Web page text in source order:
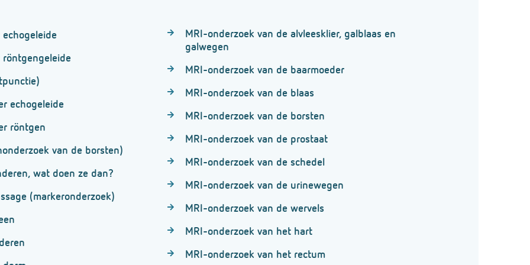
röntgengeleide
echogeleide
röntgen
van de borsten)
wat doen ze dan?
(markeronderzoek)
MRI-onderzoek van de alvleesklier, galblaas en
galwegen
MRI-onderzoek van de baarmoeder
MRI-onderzoek van de blaas
MRI-onderzoek van de borsten
MRI-onderzoek van de prostaat
MRI-onderzoek van de schedel
MRI-onderzoek van de urinewegen
MRI-onderzoek van de wervels
MRI-onderzoek van het hart
MRI-onderzoek van het rectum